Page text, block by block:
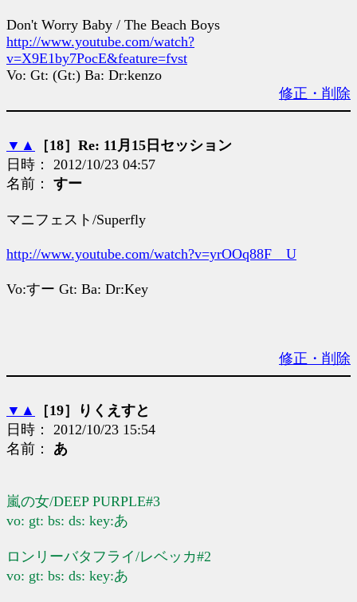
Don't Worry Baby / The Beach Boys
http://www.youtube.com/watch?
v=X9E1by7PocE&feature=fvst
Vo: Gt: (Gt:) Ba: Dr:kenzo
修正・削除
▼ ▲
［18］Re: 11月15日セッション
日時： 2012/10/23 04:57
名前： すー
マニフェスト/Superfly
http://www.youtube.com/watch?v=yrOOq88F__U
Vo:すー Gt: Ba: Dr:Key
修正・削除
▼ ▲
［19］りくえすと
日時： 2012/10/23 15:54
名前： あ
嵐の女/DEEP PURPLE#3
vo: gt: bs: ds: key:あ
ロンリーバタフライ/レベッカ#2
vo: gt: bs: ds: key:あ